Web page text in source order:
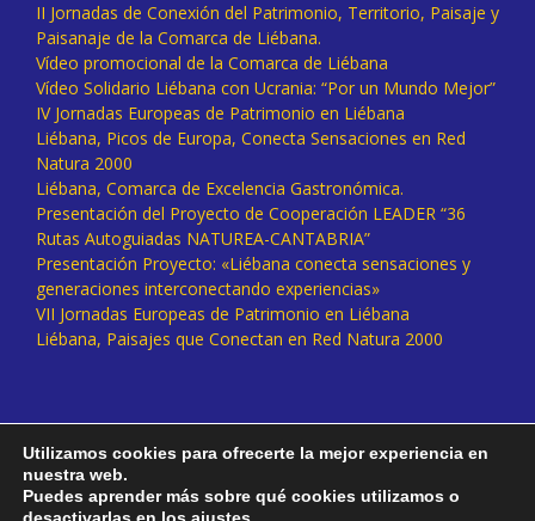
II Jornadas de Conexión del Patrimonio, Territorio, Paisaje y
Paisanaje de la Comarca de Liébana.
Vídeo promocional de la Comarca de Liébana
Vídeo Solidario Liébana con Ucrania: “Por un Mundo Mejor”
IV Jornadas Europeas de Patrimonio en Liébana
Liébana, Picos de Europa, Conecta Sensaciones en Red
Natura 2000
Liébana, Comarca de Excelencia Gastronómica.
Presentación del Proyecto de Cooperación LEADER “36
Rutas Autoguiadas NATUREA-CANTABRIA”
Presentación Proyecto: «Liébana conecta sensaciones y
generaciones interconectando experiencias»
VII Jornadas Europeas de Patrimonio en Liébana
Liébana, Paisajes que Conectan en Red Natura 2000
Utilizamos cookies para ofrecerte la mejor experiencia en
nuestra web.
Puedes aprender más sobre qué cookies utilizamos o